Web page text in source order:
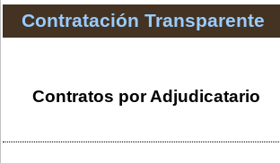
Contratación Transparente
Contratos por Adjudicatario